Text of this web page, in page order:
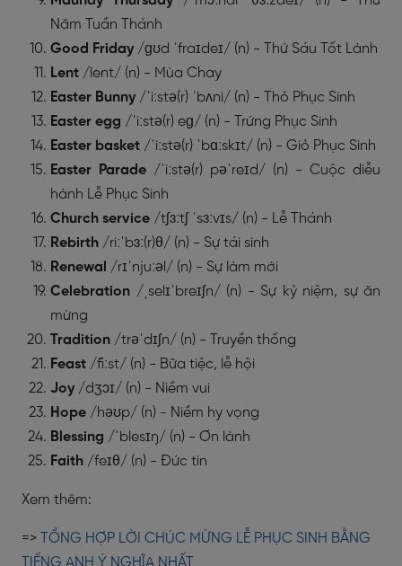
Năm Tuần Thánh
Good Friday /ɡʊd ˈfraɪdeɪ/ (n) - Thứ Sáu Tốt Lành
Lent /lent/ (n) - Mùa Chay
Easter Bunny /ˈiːstə(r) ˈbʌni/ (n) - Thỏ Phục Sinh
Easter egg /ˈiːstə(r) eɡ/ (n) - Trứng Phục Sinh
Easter basket /ˈiːstə(r) ˈbɑːskɪt/ (n) - Giỏ Phục Sinh
Easter Parade /ˈiːstə(r) pəˈreɪd/ (n) - Cuộc diễu
hành Lễ Phục Sinh
Church service /tʃɜːtʃ ˈsɜːvɪs/ (n) - Lễ Thánh
Rebirth /riːˈbɜː(r)θ/ (n) - Sự tái sinh
Renewal /rɪˈnjuːəl/ (n) - Sự làm mới
Celebration /ˌselɪˈbreɪʃn/ (n) - Sự kỷ niệm, sự ăn
mừng
Tradition /trəˈdɪʃn/ (n) - Truyền thống
Feast /fiːst/ (n) - Bữa tiệc, lễ hội
Joy /dʒɔɪ/ (n) - Niềm vui
Hope /həʊp/ (n) - Niềm hy vọng
Blessing /ˈblesɪŋ/ (n) - Ơn lành
Faith /feɪθ/ (n) - Đức tin
Xem thêm:
=>
TỔNG HỢP LỜI CHÚC MỪNG LỄ PHỤC SINH BẰNG
TIẾNG ANH Ý NGHĨA NHẤT